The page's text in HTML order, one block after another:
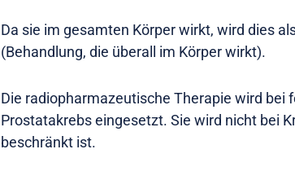
Da sie im gesamten Körper wirkt, wird dies
(Behandlung, die überall im Körper wirkt).
Die radiopharmazeutische Therapie wird
Prostatakrebs eingesetzt. Sie wird nicht bei
beschränkt ist.